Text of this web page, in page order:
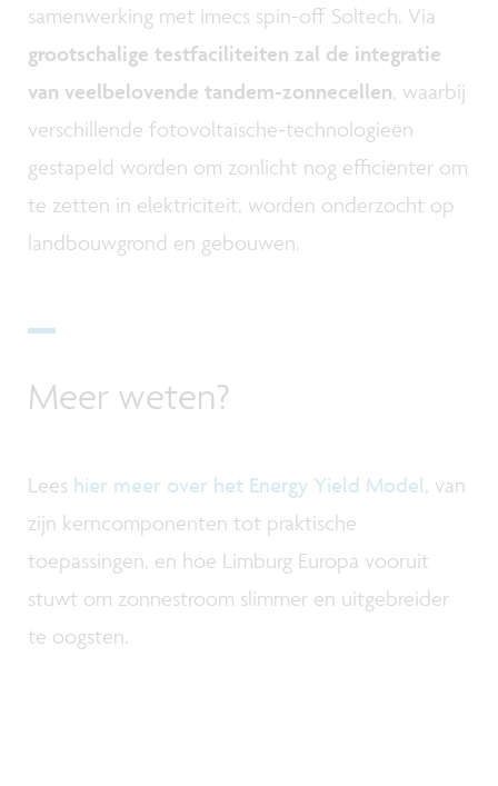
samenwerking met imecs spin-off Soltech. Via
grootschalige testfaciliteiten zal de integratie
van veelbelovende tandem-zonnecellen, waarbij
verschillende fotovoltaïsche-technologieën
gestapeld worden om zonlicht nog efficiënter om
te zetten in elektriciteit, worden onderzocht op
landbouwgrond en gebouwen.
Meer weten?
Lees hier meer over het Energy Yield Model, van
zijn kerncomponenten tot praktische
toepassingen, en hoe Limburg Europa vooruit
stuwt om zonnestroom slimmer en uitgebreider
te oogsten.